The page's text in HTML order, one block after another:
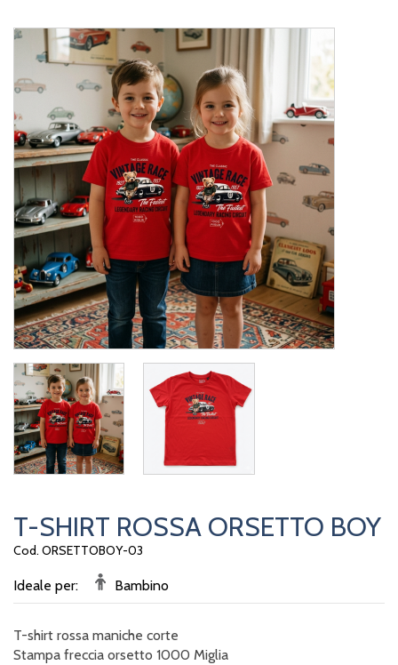
T-SHIRT ROSSA ORSETTO BOY
Cod. ORSETTOBOY-03
Ideale per: Bambino
T-shirt rossa maniche corte
Stampa freccia orsetto 1000 Miglia